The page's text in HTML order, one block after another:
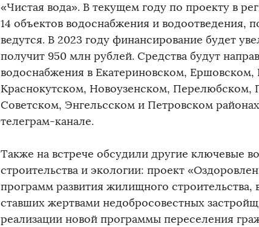
«Чистая вода». В текущем году по проекту в
14 объектов водоснабжения и водоотведения,
ведутся. В 2023 году финансирование будет
получит 950 млн рублей. Средства будут
водоснабжения в Екатериновском, Ершовском,
Краснокутском, Новоузенском, Перелюбском,
Советском, Энгельсском и Петровском
телеграм-канале.
Также на встрече обсудили другие ключевые
строительства и экологии: проект
программ развития жилищного строительства,
ставших жертвами недобросовестных
реализации новой программы переселения